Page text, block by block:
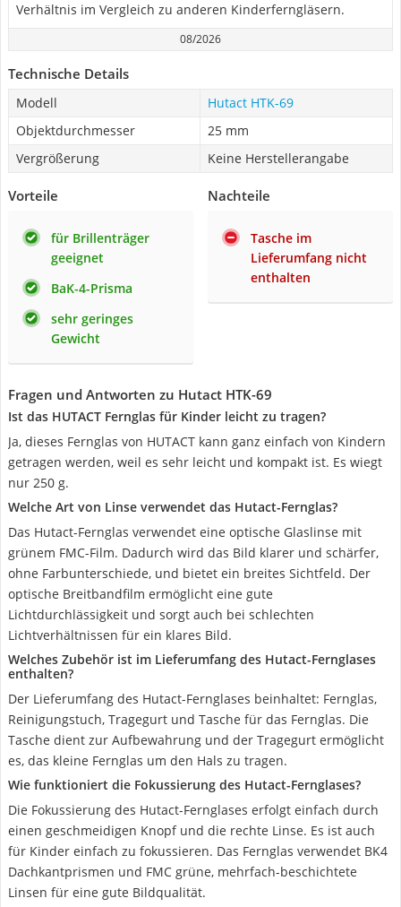
Verhältnis im Vergleich zu anderen Kinderferngläsern.
08/2026
Technische Details
Modell
Hutact HTK-69
Objektdurchmesser
25 mm
Vergrößerung
Keine Herstellerangabe
Vorteile
für Brillenträger
geeignet
BaK-4-Prisma
sehr geringes
Gewicht
Nachteile
Tasche im
Lieferumfang nicht
enthalten
Fragen und Antworten zu Hutact HTK-69
Ist das HUTACT Fernglas für Kinder leicht zu tragen?
Ja, dieses Fernglas von HUTACT kann ganz einfach von Kindern
getragen werden, weil es sehr leicht und kompakt ist. Es wiegt
nur 250 g.
Welche Art von Linse verwendet das Hutact-Fernglas?
Das Hutact-Fernglas verwendet eine optische Glaslinse mit
grünem FMC-Film. Dadurch wird das Bild klarer und schärfer,
ohne Farbunterschiede, und bietet ein breites Sichtfeld. Der
optische Breitbandfilm ermöglicht eine gute
Lichtdurchlässigkeit und sorgt auch bei schlechten
Lichtverhältnissen für ein klares Bild.
Welches Zubehör ist im Lieferumfang des Hutact-Fernglases
enthalten?
Der Lieferumfang des Hutact-Fernglases beinhaltet: Fernglas,
Reinigungstuch, Tragegurt und Tasche für das Fernglas. Die
Tasche dient zur Aufbewahrung und der Tragegurt ermöglicht
es, das kleine Fernglas um den Hals zu tragen.
Wie funktioniert die Fokussierung des Hutact-Fernglases?
Die Fokussierung des Hutact-Fernglases erfolgt einfach durch
einen geschmeidigen Knopf und die rechte Linse. Es ist auch
für Kinder einfach zu fokussieren. Das Fernglas verwendet BK4
Dachkantprismen und FMC grüne, mehrfach-beschichtete
Linsen für eine gute Bildqualität.